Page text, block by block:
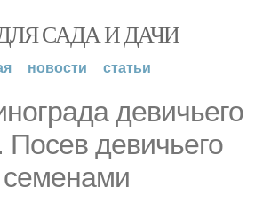
САДА И ДАЧИ
новости статьи
девичьего
Посев девичьего
семенами